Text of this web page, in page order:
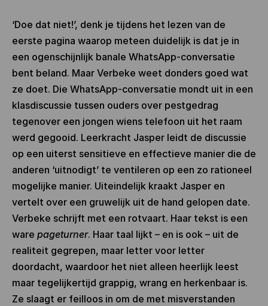
‘Doe dat niet!’, denk je tijdens het lezen van de
eerste pagina waarop meteen duidelijk is dat je in
een ogenschijnlijk banale WhatsApp-conversatie
bent beland. Maar Verbeke weet donders goed wat
ze doet. Die WhatsApp-conversatie mondt uit in een
klasdiscussie tussen ouders over pestgedrag
tegenover een jongen wiens telefoon uit het raam
werd gegooid. Leerkracht Jasper leidt de discussie
op een uiterst sensitieve en effectieve manier die de
anderen ‘uitnodigt’ te ventileren op een zo rationeel
mogelijke manier. Uiteindelijk kraakt Jasper en
vertelt over een gruwelijk uit de hand gelopen date.
Verbeke schrijft met een rotvaart. Haar tekst is een
ware pageturner. Haar taal lijkt – en is ook – uit de
realiteit gegrepen, maar letter voor letter
doordacht, waardoor het niet alleen heerlijk leest
maar tegelijkertijd grappig, wrang en herkenbaar is.
Ze slaagt er feilloos in om de met misverstanden